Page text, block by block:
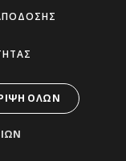
ΌΛΩΝ